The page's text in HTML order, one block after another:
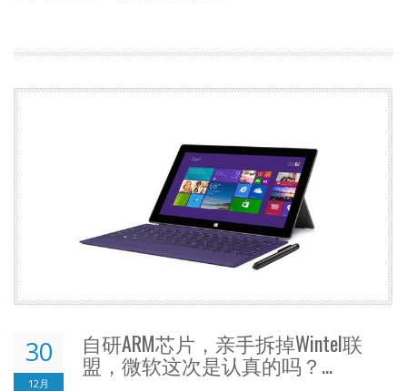
30
12月
自研ARM芯片，亲手拆掉Wintel联
盟，微软这次是认真的吗？...